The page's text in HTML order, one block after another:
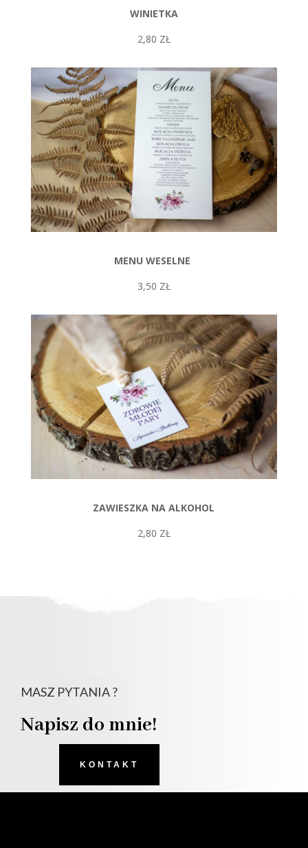
WINIETKA
2,80 ZŁ
MENU WESELNE
3,50 ZŁ
ZAWIESZKA NA ALKOHOL
2,80 ZŁ
MASZ PYTANIA ?
Napisz do mnie!
KONTAKT